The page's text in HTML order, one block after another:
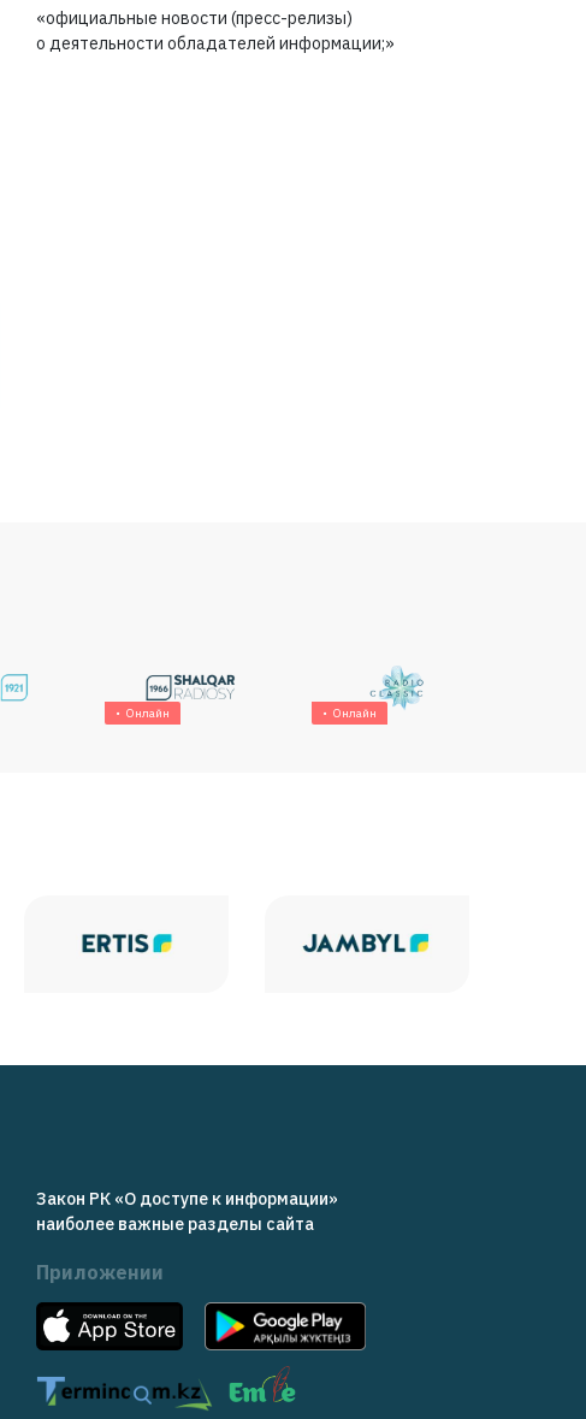
«официальные новости (пресс-релизы)
о деятельности обладателей информации;»
Онлайн Онлайн
Закон РК «О доступе к информации»
наиболее важные разделы сайта
Приложении